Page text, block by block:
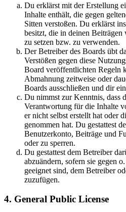
Du erklärst mit der Erstellung
Inhalte enthält, die gegen
Sitten verstoßen. Du erklärst
besitzt, die in deinen
zu setzen bzw. zu verwenden.
Der Betreiber des Boards übt
Verstößen gegen diese
Board veröffentlichten Regeln
Abmahnung zeitweise oder
Boards ausschließen und dir
Du nimmst zur Kenntnis, dass
Verantwortung für die Inhalte
er nicht selbst erstellt hat oder
genommen hat. Du gestattest
Benutzerkonto, Beiträge und
oder zu sperren.
Du gestattest dem Betreiber
abzuändern, sofern sie gegen
geeignet sind, dem Betreiber
zuzufügen.
4. General Public License